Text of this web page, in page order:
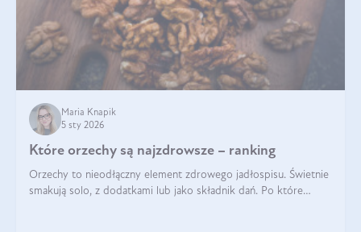
Maria Knapik
5 sty 2026
Które orzechy są najzdrowsze – ranking
Orzechy to nieodłączny element zdrowego jadłospisu. Świetnie
smakują solo, z dodatkami lub jako składnik dań. Po które